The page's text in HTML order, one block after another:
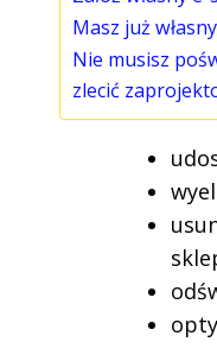
Masz już
Nie musisz
zlecić